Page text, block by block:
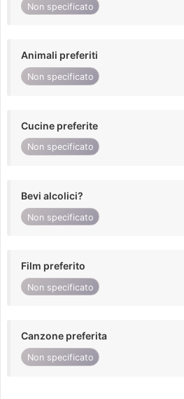
Non specificato
Animali preferiti
Non specificato
Cucine preferite
Non specificato
Bevi alcolici?
Non specificato
Film preferito
Non specificato
Canzone preferita
Non specificato